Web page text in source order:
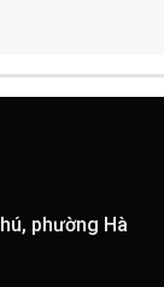
phường Hà